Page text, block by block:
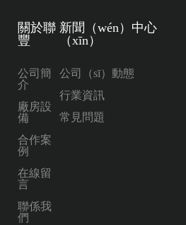
關於聯
豐
公司簡
介
廠房設
備
合作案
例
在線留
言
聯係我
們
新聞（wén）中心
（xīn）
公司（sī）動態
行業資訊
常見問題